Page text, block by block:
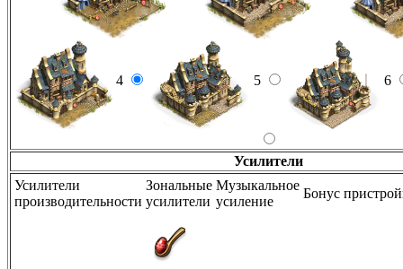
4 5 6
Усилители
Усилители
производительности
Зональные
усилители
Музыкальное
усиление
Бонус